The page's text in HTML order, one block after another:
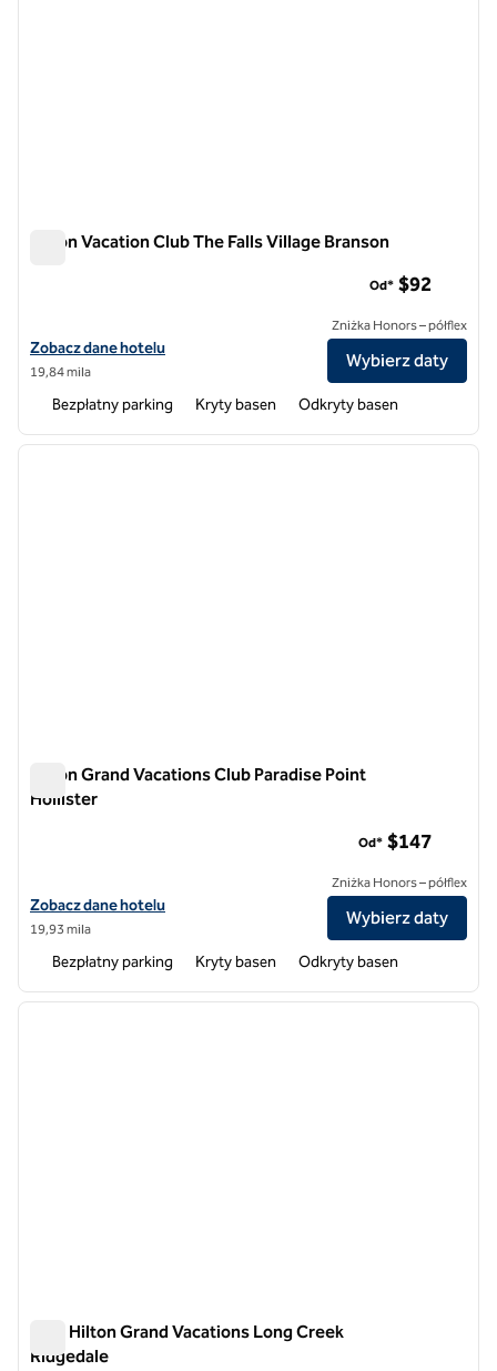
Hilton Vacation Club The Falls Village Branson
Zobacz szczegóły hotelu Hilton Vacation Club The Falls Village
Zobacz dane hotelu
19,84 mila
Od* $92
Zniżka Honors – półflex
Wybierz daty
Bezpłatny parking Kryty basen Odkryty basen
1 z 12
Hilton Grand Vacations Club Paradise Point
Hollister
Zobacz szczegóły hotelu Hilton Grand Vacations Club Paradise
Zobacz dane hotelu
19,93 mila
Od* $147
Zniżka Honors – półflex
Wybierz daty
Bezpłatny parking Kryty basen Odkryty basen
1 z 12
Klub Hilton Grand Vacations Long Creek
Ridgedale